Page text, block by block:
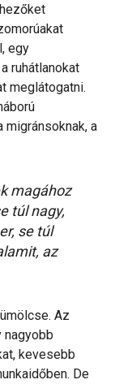
egy
ruhátlanokat
meglátogatni.
migránsoknak, a
magához
túl nagy,
se túl
az
Az
nagyobb
kevesebb
De